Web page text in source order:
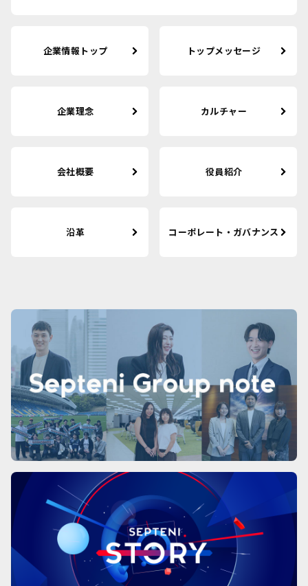
企業情報トップ トップメッセージ
企業理念 カルチャー
会社概要 役員紹介
沿革 コーポレート・ガバナンス